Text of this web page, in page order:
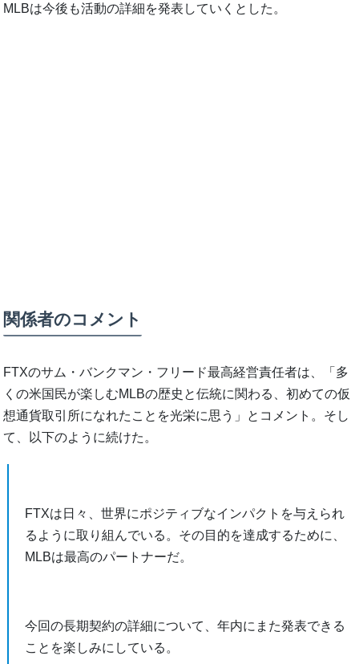
MLBは今後も活動の詳細を発表していくとした。
関係者のコメント
FTXのサム・バンクマン・フリード最高経営責任者は、「多
くの米国民が楽しむMLBの歴史と伝統に関わる、初めての仮
想通貨取引所になれたことを光栄に思う」とコメント。そし
て、以下のように続けた。
FTXは日々、世界にポジティブなインパクトを与えられ
るように取り組んでいる。その目的を達成するために、
MLBは最高のパートナーだ。
今回の長期契約の詳細について、年内にまた発表できる
ことを楽しみにしている。